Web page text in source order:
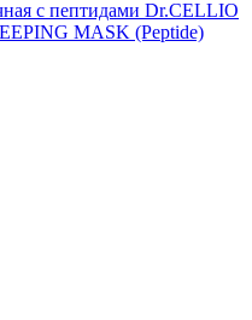
с пептидами Dr.CELLIO
MASK (Peptide)